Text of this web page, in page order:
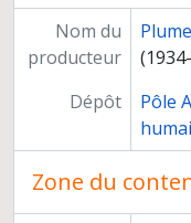
Nom du
producteur
Dépôt
Pôle
Zone du